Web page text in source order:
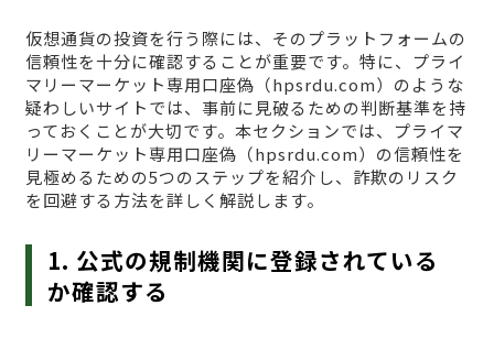
仮想通貨の投資を行う際には、そのプラットフォームの
信頼性を十分に確認することが重要です。特に、プライ
マリーマーケット専用口座偽（hpsrdu.com）のような
疑わしいサイトでは、事前に見破るための判断基準を持
っておくことが大切です。本セクションでは、プライマ
リーマーケット専用口座偽（hpsrdu.com）の信頼性を
見極めるための5つのステップを紹介し、詐欺のリスク
を回避する方法を詳しく解説します。
1. 公式の規制機関に登録されている
か確認する